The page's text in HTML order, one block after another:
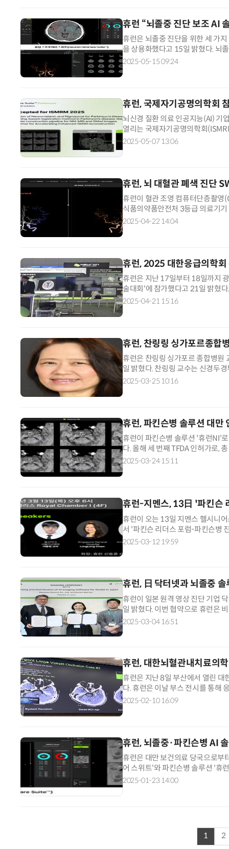
휴런 “뇌졸중 진단 보조 AI
휴런은 뇌졸중 진단을 위한 세 가
을 상용화했다고 15일 밝혔다. 뇌
는 비조영 CT다. 이후 검사 결과에
2025-05-15 09:24
휴런, 국제자기공명의학회
뇌신경 질환 의료 인공지능(AI) 기
열리는 국제자기공명의학회
연구자 수백명이 참여하는 자기공
2025-05-07 13:06
휴런, 뇌 대혈관 폐색 진단
휴런이 혈관 조영 컴퓨터단층촬영
식품의약품안전처 3등급 의료기
영상을 바탕으로 응급 뇌 대혈관
2025-04-22 14:04
휴런, 2025 대한응급의학회
휴런은 지난 17일부터 18일까지
술대회'에 참가했다고 21일 밝혔
트'와 '휴런CTP·CTA' 등을 선보
2025-04-21 15:16
휴런, 찬링링 싱가포르종합
휴런은 찬링링 싱가포르 종합병
일 밝혔다. 찬링링 교수는 신경두
재 싱가포르 종합병원 선임 컨설
2025-03-25 10:16
휴런, 파킨슨병 솔루션 대만
휴런이 파킨슨병 솔루션 '휴런NI'
다. 올해 세 번째 TFDA 인허가로,
병 병소를 가시화한 제품이다. 자
2025-03-24 15:11
휴런-지멘스, 13日 '파킨슨
휴런이 오는 13일 지멘스 헬시니
서 '파킨슨 리더스 포럼-파킨슨병
포럼은 파킨슨병 진단과 치료의
2025-03-12 19:59
휴런, 日 닥터넷과 뇌졸중
휴런이 일본 원격 영상 진단 기업
일 밝혔다. 이번 협약으로 휴런은
런 스트로케어 스위트'를 일본 전
2025-03-04 16:51
휴런, 대한뇌혈관내치료의
휴런은 지난 8일 부산에서 열린
다. 휴런은 이날 부스 전시를 통해
인 '휴런스트로케어스위트'를 선
2025-02-10 16:09
휴런, 뇌졸중·파킨슨병 AI
휴런은 대만 보건의료 당국으로부
어 스위트'와 파킨슨병 솔루션 '휴
츠하이머병 솔루션인 '휴런AD'에
2025-01-23 14:00
1 2